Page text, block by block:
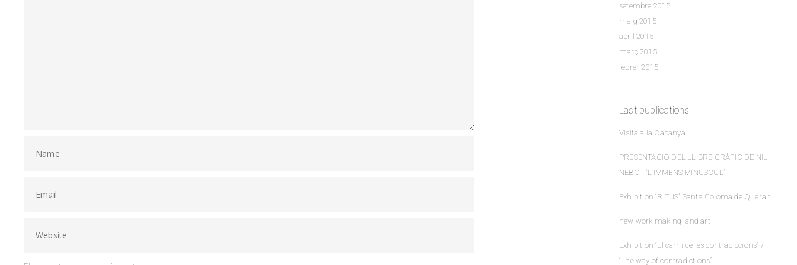
setembre 2015
maig 2015
abril 2015
març 2015
febrer 2015
Last publications
Visita a la Cabanya
PRESENTACIÓ DEL LLIBRE GRÀFIC DE NIL
NEBOT “L’IMMENS MINÚSCUL”
Exhibition “RITUS” Santa Coloma de Queralt
new work making land art
Exhibition “El camí de les contradiccions” /
“The way of contradictions”